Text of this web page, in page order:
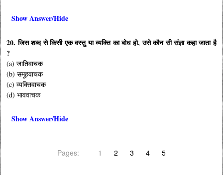
Show Answer/Hide
20. जिस शब्द से किसी एक वस्तु या व्यक्ति का बोध हो, उसे कौन सी संज्ञा कहा जाता है
?
(a) जातिवाचक
(b) समूहवाचक
(c) व्यक्तिवाचक
(d) भाववाचक
Show Answer/Hide
Pages: 1 2 3 4 5